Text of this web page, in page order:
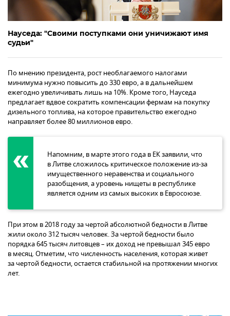
Науседа: "Своими поступками они уничижают имя
судьи"
По мнению президента, рост необлагаемого налогами
минимума нужно повысить до 330 евро, а в дальнейшем
ежегодно увеличивать лишь на 10%. Кроме того, Науседа
предлагает вдвое сократить компенсации фермам на покупку
дизельного топлива, на которое правительство ежегодно
направляет более 80 миллионов евро.
Напомним, в марте этого года в ЕК заявили, что
в Литве сложилось критическое положение из-за
имущественного неравенства и социального
разобщения, а уровень нищеты в республике
является одним из самых высоких в Евросоюзе.
При этом в 2018 году за чертой абсолютной бедности в Литве
жили около 312 тысяч человек. За чертой бедности было
порядка 645 тысяч литовцев – их доход не превышал 345 евро
в месяц. Отметим, что численность населения, которая живет
за чертой бедности, остается стабильной на протяжении многих
лет.